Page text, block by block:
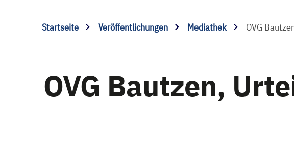
Startseite Veröffentlichungen Mediathek OVG
OVG Bautzen,